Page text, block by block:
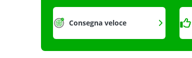
Consegna veloce